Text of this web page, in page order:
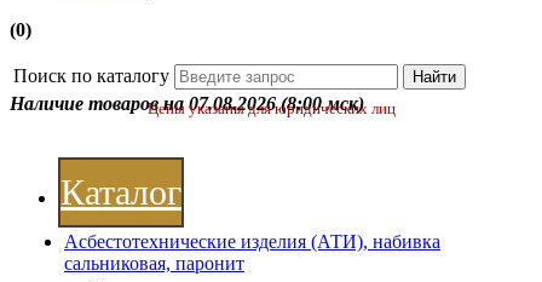
(0)
Поиск по каталогу
Наличие товаров на 07.08.2026 (8:00 мск)
Цены указаны для юридических лиц
Каталог
Асбестотехнические изделия (АТИ), набивка
сальниковая, паронит